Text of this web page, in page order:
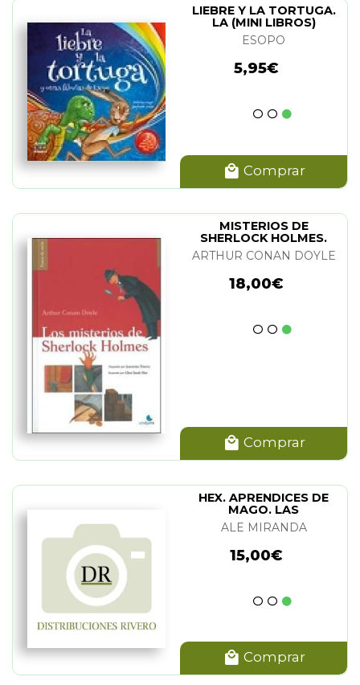
LIEBRE Y LA TORTUGA.
LA (MINI LIBROS)
ESOPO
5,95€
Comprar
MISTERIOS DE
SHERLOCK HOLMES.
LOS
ARTHUR CONAN DOYLE
18,00€
Comprar
HEX. APRENDICES DE
MAGO. LAS
ALE MIRANDA
15,00€
Comprar